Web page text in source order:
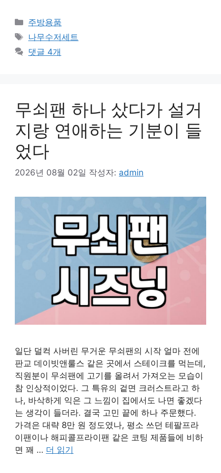
카
테
고
리
주방용품
태
그
나무수저세트
댓글 4개
무쇠팬 하나 샀다가 설거
지랑 연애하는 기분이 들
었다
2026년 08월 02일 작성자: admin
일단 덜컥 사버린 무거운 무쇠팬의 시작 얼마 전에
판교 데이빗앤룰스 같은 곳에서 스테이크를 먹는데,
직원분이 무쇠팬에 고기를 올려서 가져오는 모습이
참 인상적이었다. 그 특유의 겉면 크러스트라고 하
나, 바삭하게 익은 그 느낌이 집에서도 나면 좋겠다
는 생각이 들더라. 결국 고민 끝에 하나 주문했다.
가격은 대략 8만 원 정도였나, 평소 쓰던 테팔프라
이팬이나 해피콜프라이팬 같은 코팅 제품들에 비하
면 꽤 … 더 읽기